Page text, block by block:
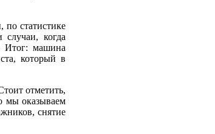
статистике
когда
Итог: машина
который в
отметить,
мы оказываем
снятие